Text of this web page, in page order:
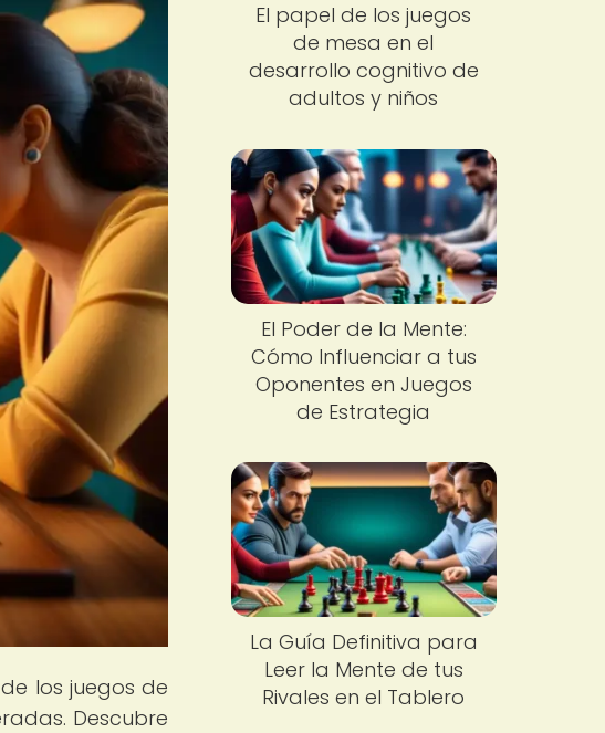
los juegos de
Descubre
El papel de los juegos
de mesa en el
desarrollo cognitivo de
adultos y niños
El Poder de la Mente:
Cómo Influenciar a tus
Oponentes en Juegos
de Estrategia
La Guía Definitiva para
Leer la Mente de tus
Rivales en el Tablero